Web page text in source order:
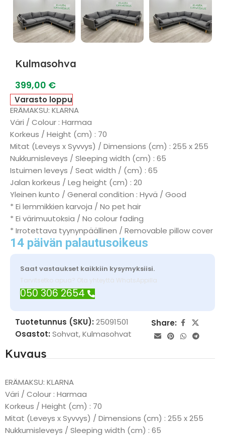
Kulmasohva
399,00 €
Varasto loppu
ERÄMAKSU: KLARNA
Väri / Colour : Harmaa
Korkeus / Height (cm) : 70
Mitat (Leveys x Syvvys) / Dimensions (cm) : 255 x 255
Nukkumisleveys / Sleeping width (cm) : 65
Istuimen leveys / Seat width / (cm) : 65
Jalan korkeus / Leg height (cm) : 20
Yleinen kunto / General condition : Hyvä / Good
* Ei lemmikkien karvoja / No pet hair
* Ei värimuutoksia / No colour fading
* Irrotettava tyynynpäällinen / Removable pillow cover
14 päivän palautusoikeus
Saat vastaukset kaikkiin kysymyksiisi.
Tarvitsetko apua? Ota yhteyttä WhatsAppilla
050 306 2654
Tuotetunnus (SKU): 25091501
Osastot: Sohvat,Kulmasohvat
Share:
Kuvaus
ERÄMAKSU: KLARNA
Väri / Colour : Harmaa
Korkeus / Height (cm) : 70
Mitat (Leveys x Syvvys) / Dimensions (cm) : 255 x 255
Nukkumisleveys / Sleeping width (cm) : 65